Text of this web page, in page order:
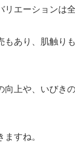
エーションは全
もあり、肌触り
向上や、いびき
すね。